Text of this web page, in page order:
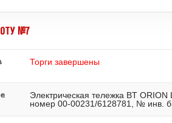
№7
Торги завершены
Электрическая тележка BT
номер 00-00231/6128781, № инв.